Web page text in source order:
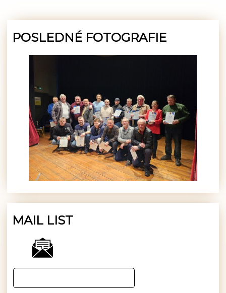
POSLEDNÉ FOTOGRAFIE
MAIL LIST